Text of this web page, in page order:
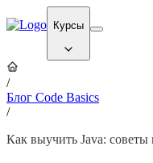
Курсы
/
Блог Code Basics
/
Как выучить Java: